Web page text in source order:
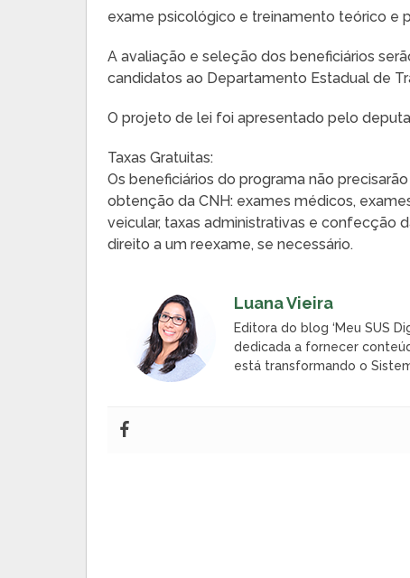
exame psicológico e treinamento teórico e
A avaliação e seleção dos beneficiários
candidatos ao Departamento Estadual de
O projeto de lei foi apresentado pelo
Taxas Gratuitas:
Os beneficiários do programa não
obtenção da CNH: exames médicos,
veicular, taxas administrativas e confecção
direito a um reexame, se necessário.
Luana Vieira
Editora do blog ‘Meu SUS
dedicada a fornecer
está transformando o